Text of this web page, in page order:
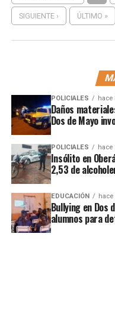
SIGUIENTE › ÚLTIMO »
POLICIALES hace
Daños
Dos de Mayo
POLICIALES hace
Insólito en
2,53 de
EDUCACIÓN hace
Bullying en Dos
alumnos para